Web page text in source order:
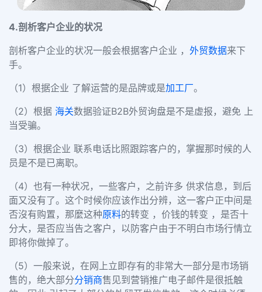
4.剖析客户企业的状况
剖析客户企业的状况一般会根据客户企业 ， 外贸数据来下
手。
（1）根据企业 了解运营的是品牌或是加工厂。
（2）根据 海关数据验证B2B外贸询盘是不是虚报，避免 上
当受骗。
（3）根据企业 联系电话比照跟踪客户的，掌握那时候的人
员是不是已离职。
（4）也有一种状况，一些客户，之前许多 供求信息，到后
面又没有了。这个时候你应该作出分辨，这一客户正中间是
否沒有购置，那麼这种原料的转变 ，价钱的转变 ，是否十
分大，是否应当告之客户，以防客户由于不明白市场行情立
即将你做掉了。
（5）一般来说，在网上立即存有的非常大一部分是市场销
售的，绝大部分分销商售见到营销推广电子邮件是很抵触